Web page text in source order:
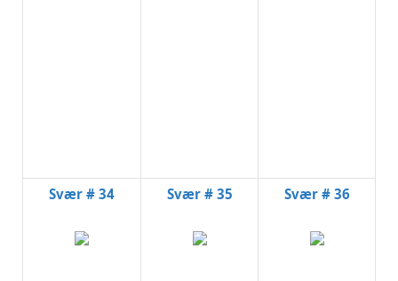
Svær # 34 Svær # 35 Svær # 36